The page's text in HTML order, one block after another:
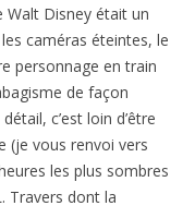
Walt Disney était un
caméras éteintes, le
personnage en train
de façon
c’est loin d’être
(je vous renvoi vers
les plus sombres
Travers dont la